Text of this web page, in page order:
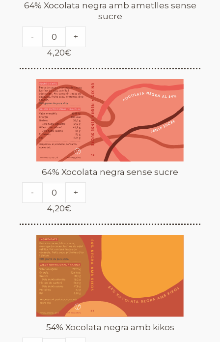
64% Xocolata negra amb ametlles sense
sucre
-
+
4,20€
64% Xocolata negra sense sucre
-
+
4,20€
54% Xocolata negra amb kikos